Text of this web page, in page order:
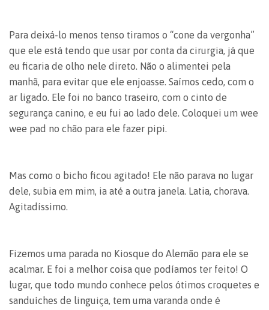
p
o
k
e
Para deixá-lo menos tenso tiramos o “cone da vergonha”
que ele está tendo que usar por conta da cirurgia, já que
eu ficaria de olho nele direto. Não o alimentei pela
manhã, para evitar que ele enjoasse. Saímos cedo, com o
ar ligado. Ele foi no banco traseiro, com o cinto de
segurança canino, e eu fui ao lado dele. Coloquei um wee
wee pad no chão para ele fazer pipi.
Mas como o bicho ficou agitado! Ele não parava no lugar
dele, subia em mim, ia até a outra janela. Latia, chorava.
Agitadíssimo.
Fizemos uma parada no Kiosque do Alemão para ele se
acalmar. E foi a melhor coisa que podíamos ter feito! O
lugar, que todo mundo conhece pelos ótimos croquetes e
sanduíches de linguiça, tem uma varanda onde é